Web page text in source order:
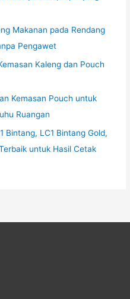
Makanan pada Rendang
Pengawet
Kaleng dan Pouch
Kemasan Pouch untuk
Ruangan
Bintang, LC1 Bintang Gold,
untuk Hasil Cetak